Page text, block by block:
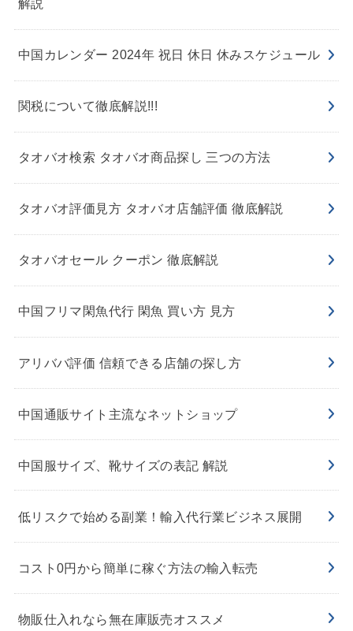
解説
中国カレンダー 2024年 祝日 休日 休みスケジュール
関税について徹底解説!!!
タオバオ検索 タオバオ商品探し 三つの方法
タオバオ評価見方 タオバオ店舗評価 徹底解説
タオバオセール クーポン 徹底解説
中国フリマ閑魚代行 閑魚 買い方 見方
アリババ評価 信頼できる店舗の探し方
中国通販サイト主流なネットショップ
中国服サイズ、靴サイズの表記 解説
低リスクで始める副業！輸入代行業ビジネス展開
コスト0円から簡単に稼ぐ方法の輸入転売
物販仕入れなら無在庫販売オススメ